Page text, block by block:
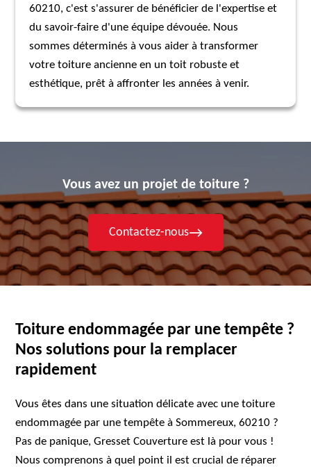
60210, c'est s'assurer de bénéficier de l'expertise et
du savoir-faire d'une équipe dévouée. Nous
sommes déterminés à vous aider à transformer
votre toiture ancienne en un toit robuste et
esthétique, prêt à affronter les années à venir.
Vous avez un projet de toiture ?
Contactez-nous
Toiture endommagée par une tempête ?
Nos solutions pour la remplacer
rapidement
Vous êtes dans une situation délicate avec une toiture
endommagée par une tempête à Sommereux, 60210 ?
Pas de panique, Gresset Couverture est là pour vous !
Nous comprenons à quel point il est crucial de réparer